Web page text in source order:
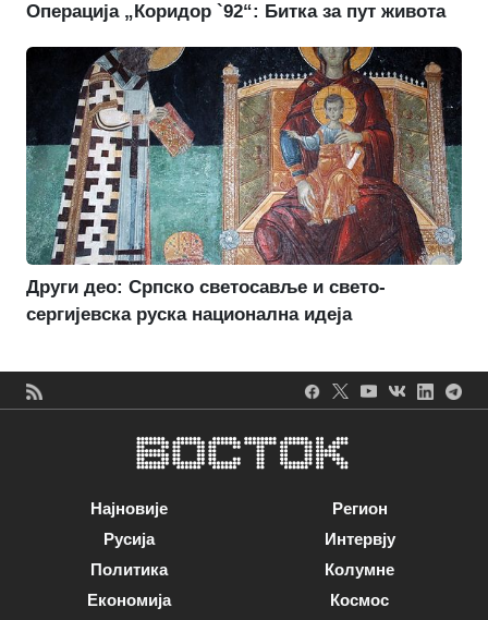
Операција „Коридор `92“: Битка за пут живота
Други део: Српско светосавље и свето-
сергијевска руска национална идеја
Најновије
Русија
Политика
Економија
Регион
Интервју
Колумне
Космос